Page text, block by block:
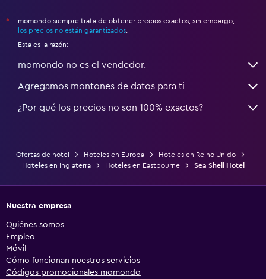
*
momondo siempre trata de obtener precios exactos, sin embargo,
los precios no están garantizados
Esta es la razón:
momondo no es el vendedor.
Agregamos montones de datos para ti
¿Por qué los precios no son 100% exactos?
Ofertas de hotel Hoteles en Europa
Hoteles en Reino Unido
Hoteles en Inglaterra
Hoteles en Eastbourne Sea Shell Hotel
Nuestra empresa
Quiénes somos
Empleo
Móvil
Cómo funcionan nuestros servicios
Códigos promocionales momondo